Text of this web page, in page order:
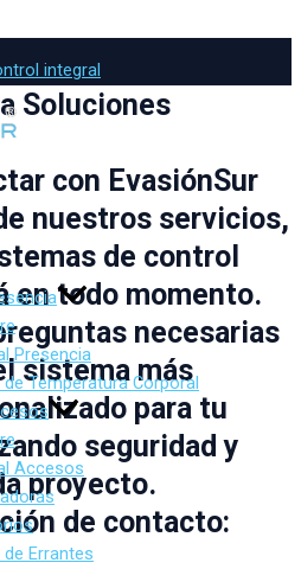
integral
Presencia
Temperatura Corporal
Accesos
Errantes
Soluciones
con EvasiónSur
nuestros servicios,
de control
en todo momento.
necesarias
sistema más
para tu
seguridad y
proyecto.
de contacto: